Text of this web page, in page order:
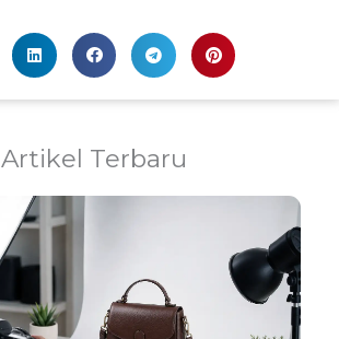
Artikel Terbaru